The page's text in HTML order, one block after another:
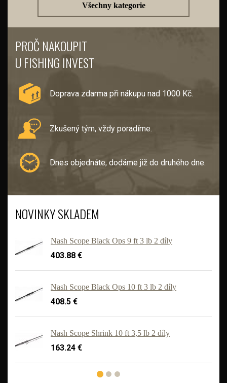
Všechny kategorie
PROČ NAKOUPIT
U FISHING INVEST
Doprava zdarma při nákupu nad 1000 Kč.
Zkušený tým, vždy poradíme.
Dnes objednáte, dodáme již do druhého dne.
NOVINKY SKLADEM
Nash Scope Black Ops 9 ft 3 lb 2 díly
403.88 €
Nash Scope Black Ops 10 ft 3 lb 2 díly
408.5 €
Nash Scope Shrink 10 ft 3,5 lb 2 díly
163.24 €